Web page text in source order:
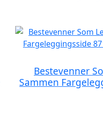
Bestevenner
Sammen